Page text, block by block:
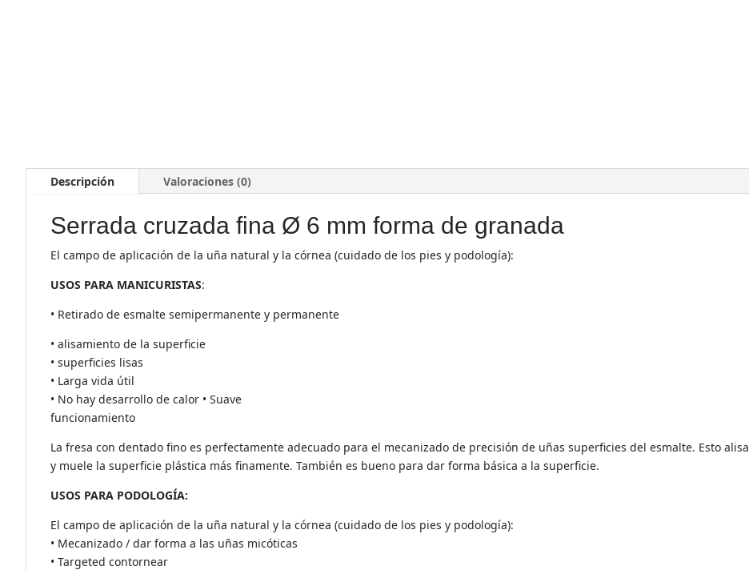
Descripción Valoraciones (0)
Serrada cruzada fina Ø 6 mm forma de granada
El campo de aplicación de la uña natural y la córnea (cuidado de los pies y podología):
USOS PARA MANICURISTAS:
• Retirado de esmalte semipermanente y permanente
• alisamiento de la superficie
• superficies lisas
• Larga vida útil
• No hay desarrollo de calor • Suave
funcionamiento
La fresa con dentado fino es perfectamente adecuado para el mecanizado de precisión de uñas superficies del esmalte. Esto alisa
y muele la superficie plástica más finamente. También es bueno para dar forma básica a la superficie.
USOS PARA PODOLOGÍA:
El campo de aplicación de la uña natural y la córnea (cuidado de los pies y podología):
• Mecanizado / dar forma a las uñas micóticas
• Targeted contornear